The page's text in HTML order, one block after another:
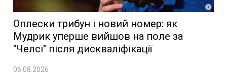
Оплески трибун і новий номер: як
Мудрик уперше вийшов на поле за
"Челсі" після дискваліфікації
06.08.2026